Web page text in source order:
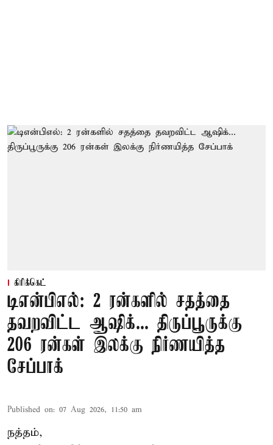
கிரிக்கெட்
டிஎன்பிஎல்: 2 ரன்களில் சதத்தை
தவறவிட்ட ஆஷிக்... திருப்பூருக்கு
206 ரன்கள் இலக்கு நிர்ணயித்த
சேப்பாக்
Published on: 07 Aug 2026, 11:50 am
நத்தம்,